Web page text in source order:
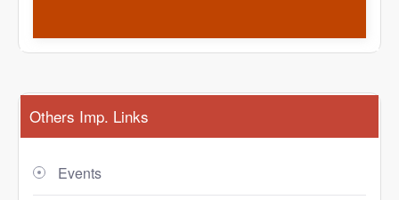
Others Imp. Links
Events